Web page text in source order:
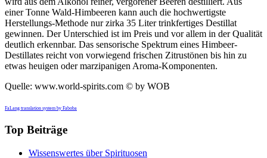
einer Tonne Wald-Himbeeren kann auch die hochwertigste
Herstellungs-Methode nur zirka 35 Liter trinkfertiges Destillat
gewinnen. Der Unterschied ist im Preis und vor allem in der Qualität
deutlich erkennbar. Das sensorische Spektrum eines Himbeer-
Destillates reicht von vorwiegend frischen Zitrustönen bis hin zu
etwas heuigen oder marzipanigen Aroma-Komponenten.
Quelle: www.world-spirits.com © by WOB
FaLang translation system by Faboba
Top Beiträge
Wissenswertes über Spirituosen